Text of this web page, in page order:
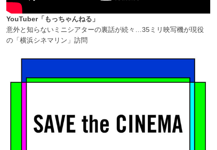
YouTuber「もっちゃんねる」
意外と知らないミニシアターの裏話が続々…35ミリ映写機が現役
の「横浜シネマリン」訪問